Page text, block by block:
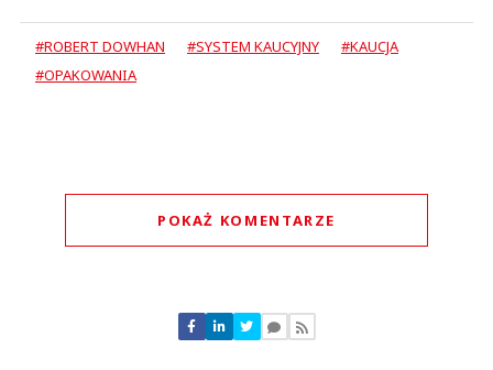
Komentarze (0)
Imię (Wymagane)